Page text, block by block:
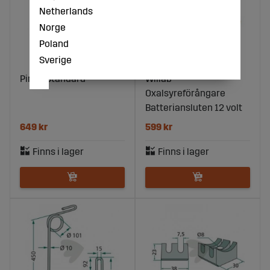
Pinne Standard
649 kr
Willab
Oxalsyreförångare
Batteriansluten 12 volt
599 kr
Netherlands
Norge
Poland
Sverige